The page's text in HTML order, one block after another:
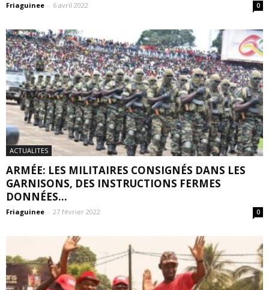
Friaguinee - 6 avril 2022 0
ACTUALITES
ARMÉE: LES MILITAIRES CONSIGNÉS DANS LES
GARNISONS, DES INSTRUCTIONS FERMES
DONNÉES...
Friaguinee - 27 février 2022 0